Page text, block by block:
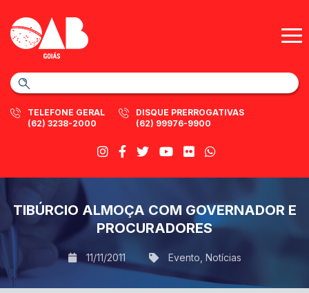
TELEFONE GERAL
(62) 3238-2000
DISQUE PRERROGATIVAS
(62) 99976-9900
TIBÚRCIO ALMOÇA COM GOVERNADOR E
PROCURADORES
11/11/2011 Evento Notícias